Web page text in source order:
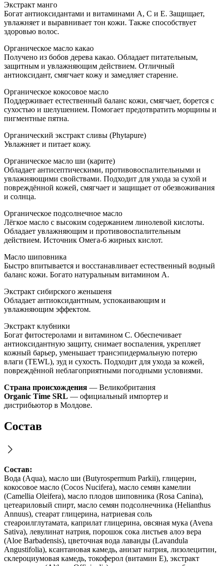
Экстракт манго
Богат антиоксидантами и витаминами A, C и E. Защищает,
увлажняет и выравнивает тон кожи. Также способствует
здоровью волос.
Органическое масло какао
Получено из бобов дерева какао. Обладает питательным,
защитным и увлажняющим действием. Отличный
антиоксидант, смягчает кожу и замедляет старение.
Органическое кокосовое масло
Поддерживает естественный баланс кожи, смягчает, борется с
сухостью и шелушением. Помогает предотвратить морщины и
пигментные пятна.
Органический экстракт сливы (Phytapure)
Увлажняет и питает кожу.
Органическое масло ши (карите)
Обладает антисептическими, противовоспалительными и
увлажняющими свойствами. Подходит для ухода за сухой и
повреждённой кожей, смягчает и защищает от обезвоживания
и солнца.
Органическое подсолнечное масло
Лёгкое масло с высоким содержанием линолевой кислоты.
Обладает увлажняющим и противовоспалительным
действием. Источник Омега-6 жирных кислот.
Масло шиповника
Быстро впитывается и восстанавливает естественный водный
баланс кожи. Богато натуральным витамином A.
Экстракт сибирского женьшеня
Обладает антиоксидантным, успокаивающим и
увлажняющим эффектом.
Экстракт клубники
Богат фитостеролами и витамином C. Обеспечивает
антиоксидантную защиту, снимает воспаления, укрепляет
кожный барьер, уменьшает трансэпидермальную потерю
влаги (TEWL), зуд и сухость. Подходит для ухода за кожей,
повреждённой неблагоприятными погодными условиями.
Страна происхождения — Великобритания
Organic Time SRL — официальный импортер и
дистрибьютор в Молдове.
Состав
Состав:
Вода (Aqua), масло ши (Butyrospermum Parkii), глицерин,
кокосовое масло (Cocos Nucifera), масло семян камелии
(Camellia Oleifera), масло плодов шиповника (Rosa Canina),
цетеариловый спирт, масло семян подсолнечника (Helianthus
Annuus), стеарат глицерина, натриевая соль
стеароилглутамата, каприлат глицерина, овсяная мука (Avena
Sativa), левулинат натрия, порошок сока листьев алоэ вера
(Aloe Barbadensis), цветочная вода лаванды (Lavandula
Angustifolia), ксантановая камедь, анизат натрия, лизолецитин,
склероциумовая камедь, токоферол (витамин E), экстракт